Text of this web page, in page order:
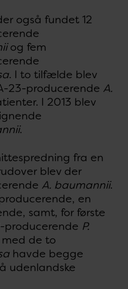
også fundet 12
og fem
. I to tilfælde blev
23-producerende A.
I 2013 blev
.
fra en
blev der
A. baumannii.
en
samt, for første
producerende P.
de to
havde begge
udenlandske